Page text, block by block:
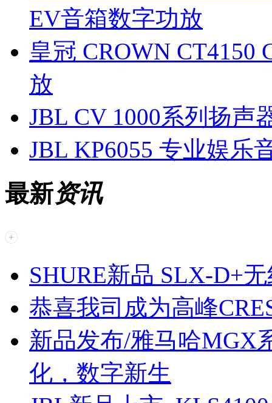
EV音箱数字功放
皇冠 CROWN CT4150
放
JBL CV 1000系列扬声
JBL KP6055 专业娱乐
最新资讯
SHURE新品 SLX-D+
恭喜我司成为高峰
新品发布/雅马哈MGX
化，数字新生